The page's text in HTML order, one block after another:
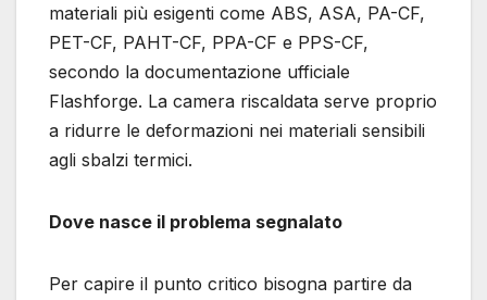
materiali più esigenti come ABS, ASA, PA-CF,
PET-CF, PAHT-CF, PPA-CF e PPS-CF,
secondo la documentazione ufficiale
Flashforge. La camera riscaldata serve proprio
a ridurre le deformazioni nei materiali sensibili
agli sbalzi termici.
Dove nasce il problema segnalato
Per capire il punto critico bisogna partire da